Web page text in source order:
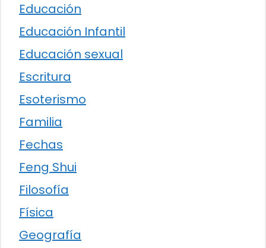
Educación
Educación Infantil
Educación sexual
Escritura
Esoterismo
Familia
Fechas
Feng Shui
Filosofía
Física
Geografía